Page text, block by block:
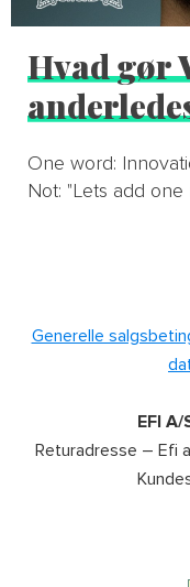
Kundeservice
Hvad gør
One word:
Not: "Lets add
Generelle
EFI A/
Returadresse – Efi